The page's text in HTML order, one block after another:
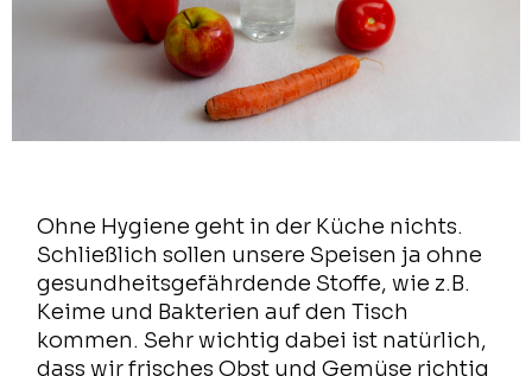
Ohne Hygiene geht in der Küche nichts.
Schließlich sollen unsere Speisen ja ohne
gesundheitsgefährdende Stoffe, wie z.B.
Keime und Bakterien auf den Tisch
kommen. Sehr wichtig dabei ist natürlich,
dass wir frisches Obst und Gemüse richtig